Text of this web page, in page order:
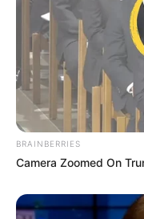
BRAINBERRIES
Camera Zoomed On